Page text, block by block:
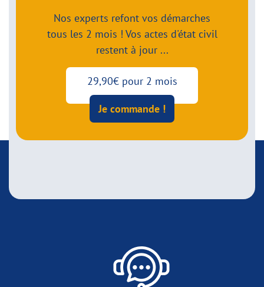
Nos experts refont vos démarches
tous les 2 mois ! Vos actes d'état civil
restent à jour ...
29,90€ pour 2 mois
Je commande !